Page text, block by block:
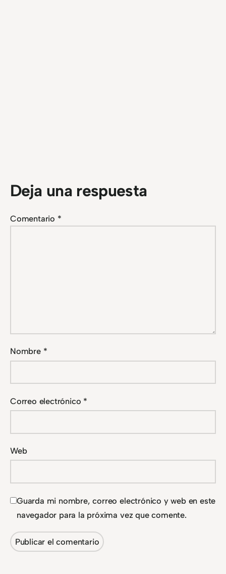
Deja una respuesta
Comentario *
Nombre *
Correo electrónico *
Web
Guarda mi nombre, correo electrónico y web en este
navegador para la próxima vez que comente.